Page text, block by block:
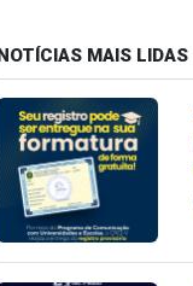
MAIS LIDAS